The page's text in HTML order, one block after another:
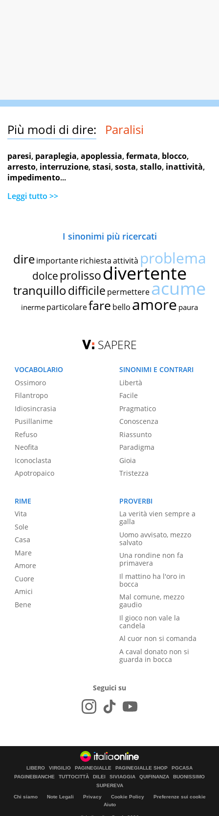
Più modi di dire: Paralisi
paresi, paraplegia,apoplessia,fermata, blocco,
arresto, interruzione,stasi,sosta,stallo, inattività,
impedimento...
Leggi tutto >>
I sinonimi più ricercati
dire importante richiestaattività problema
dolce prolissodivertente
tranquillodifficile permettereacume
inerme particolarefare bello amore paura
SAPERE
VOCABOLARIO
Ossimoro
Filantropo
Idiosincrasia
Pusillanime
Refuso
Neofita
Iconoclasta
Apotropaico
SINONIMI E CONTRARI
Libertà
Facile
Pragmatico
Conoscenza
Riassunto
Paradigma
Gioia
Tristezza
RIME
Vita
Sole
Casa
Mare
Amore
Cuore
Amici
Bene
PROVERBI
La verità vien sempre a
galla
Uomo avvisato, mezzo
salvato
Una rondine non fa
primavera
Il mattino ha l'oro in
bocca
Mal comune, mezzo
gaudio
Il gioco non vale la
candela
Al cuor non si comanda
A caval donato non si
guarda in bocca
Seguici su
LIBERO VIRGILIO PAGINEGIALLE PAGINEGIALLE SHOP
PGCASA
PAGINEBIANCHE
TUTTOCITTÀ DILEI SIVIAGGIA QUIFINANZA
BUONISSIMO
SUPEREVA
Chi siamo Note Legali Privacy Cookie Policy
Preferenze sui cookie
Aiuto